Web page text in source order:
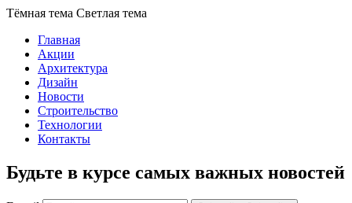
Тёмная тема Светлая тема
Главная
Акции
Архитектура
Дизайн
Новости
Строительство
Технологии
Контакты
Будьте в курсе самых важных новостей